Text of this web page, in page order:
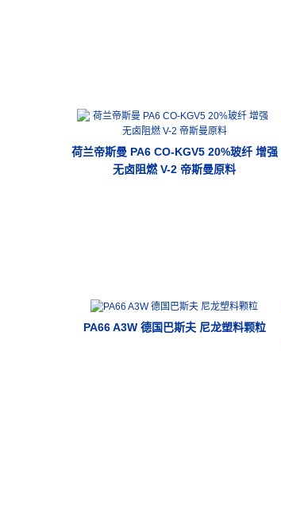
荷兰帝斯曼 PA6 CO-KGV5 20%玻纤 增强
无卤阻燃 V-2 帝斯曼原料
PA66 A3W 德国巴斯夫 尼龙塑料颗粒